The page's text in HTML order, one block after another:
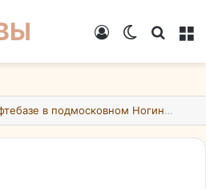
Switch
Войти
Пожар начался на нефтебазе в подмосковном Ногинске в результате атаки БПЛА ВСУ